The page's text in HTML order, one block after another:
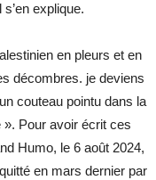
explique.
en pleurs et en
décombres. je deviens
couteau pointu dans la
Pour avoir écrit ces
Humo, le 6 août 2024,
en mars dernier par